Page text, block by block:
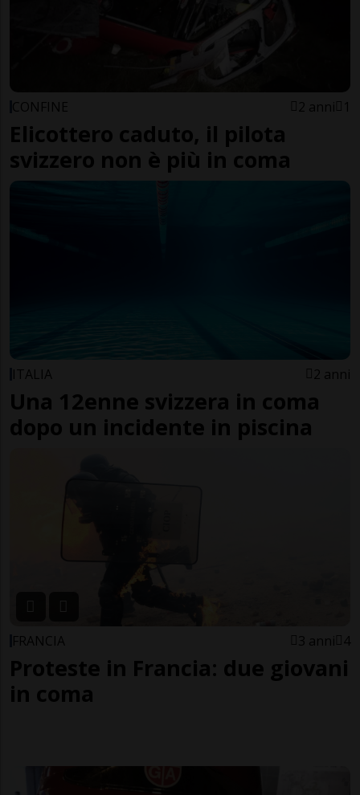
CONFINE 2 anni 1
Elicottero caduto, il pilota
svizzero non è più in coma
ITALIA 2 anni
Una 12enne svizzera in coma
dopo un incidente in piscina
FRANCIA 3 anni 4
Proteste in Francia: due giovani
in coma